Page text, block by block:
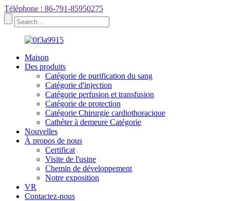
Téléphone : 86-791-85950275
Maison
Des produits
Catégorie de purification du sang
Catégorie d'injection
Catégorie perfusion et transfusion
Catégorie de protection
Catégorie Chirurgie cardiothoracique
Cathéter à demeure Catégorie
Nouvelles
À propos de nous
Certificat
Visite de l'usine
Chemin de développement
Notre exposition
VR
Contactez-nous